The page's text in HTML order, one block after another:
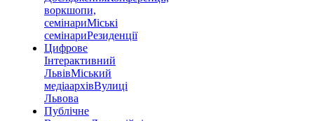
воркшопи,
семінариМіські
семінариРезиденції
Цифрове
Інтерактивний
ЛьвівМіський
медіаархівВулиці
Львова
Публічне